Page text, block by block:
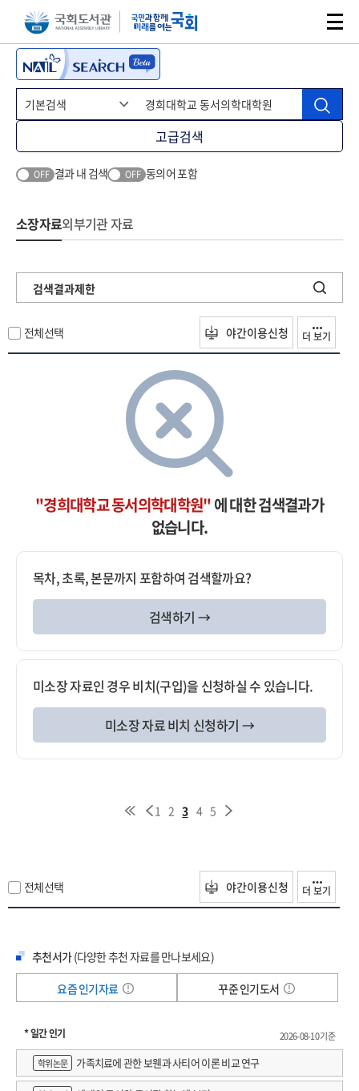
본문 바로가기주메뉴 바로가기
고급검색
OFF 결과 내 검색 OFF 동의어 포함
소장자료외부기관 자료
검색결과제한
전체선택 야간이용신청 더 보기
"경희대학교 동서의학대학원"에 대한 검색결과가
없습니다.
목차, 초록, 본문까지 포함하여 검색할까요?
검색하기 →
미소장 자료인 경우 비치(구입)을 신청하실 수 있습니다.
미소장 자료 비치 신청하기 →
1 2 3 4 5
전체선택 야간이용신청 더 보기
추천서가(다양한 추천 자료를 만나보세요)
요즘 인기자료
꾸준 인기도서
* 일간 인기
2026-08-10 기준
학위논문
가족치료에 관한 보웬과 사티어 이론 비교 연구